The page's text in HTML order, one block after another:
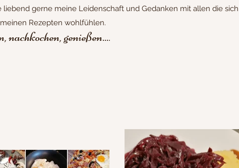
gerne meine Leidenschaft und Gedanken mit allen die sich
Rezepten wohlfühlen.
nachkochen, genießen....